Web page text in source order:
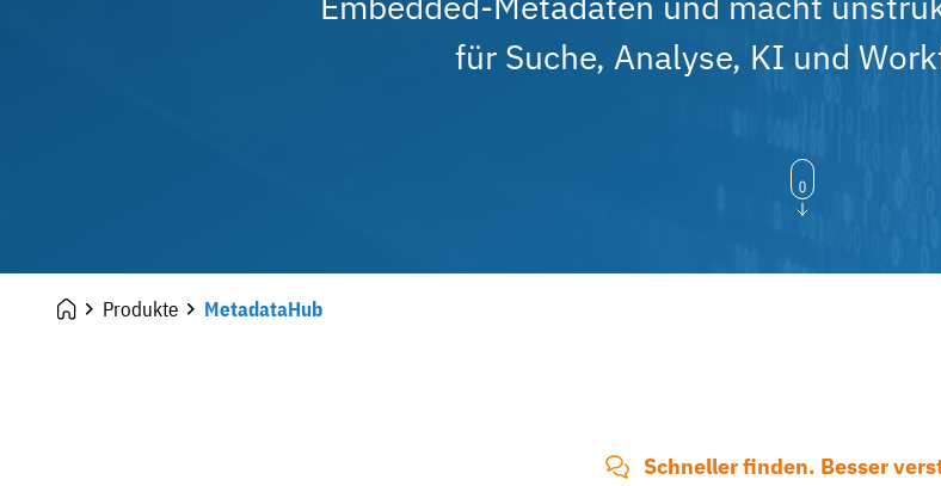
für Suche, Analyse, KI und
Produkte MetadataHub
Schneller finden. Besser